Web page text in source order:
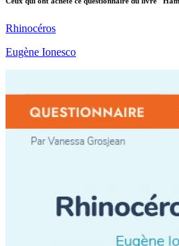
Rhinocéros
Eugène Ionesco